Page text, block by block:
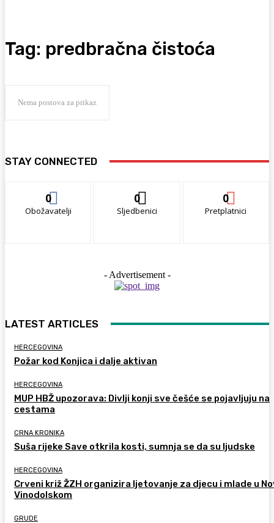
Tag: predbračna čistoća
Nema postova za prikaz
STAY CONNECTED
0
Obožavatelji
0
Sljedbenici
0
Pretplatnici
- Advertisement -
LATEST ARTICLES
HERCEGOVINA
Požar kod Konjica i dalje aktivan
HERCEGOVINA
MUP HBŽ upozorava: Divlji konji sve češće se pojavljuju na
cestama
CRNA KRONIKA
Suša rijeke Save otkrila kosti, sumnja se da su ljudske
HERCEGOVINA
Crveni križ ŽZH organizira ljetovanje za djecu i mlade u
Vinodolskom
GRUDE